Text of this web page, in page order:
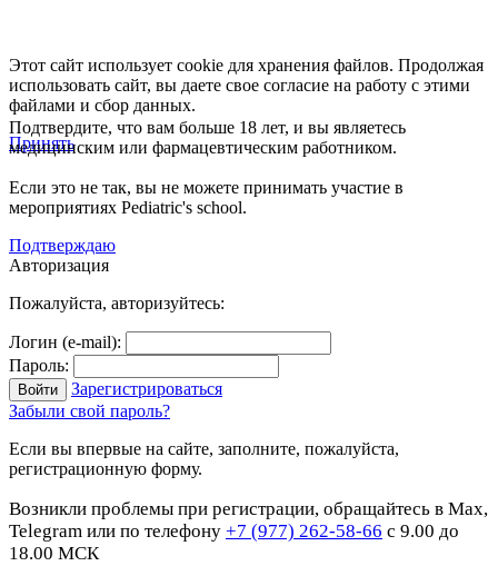
Этот сайт использует cookie для хранения файлов. Продолжая
использовать сайт, вы даете свое согласие на работу с этими
файлами и сбор данных.
Принять
Подтвердите, что вам больше 18 лет, и вы являетесь
медицинским или фармацевтическим работником.
Если это не так, вы не можете принимать участие в
мероприятиях Pediatric's school.
Подтверждаю
Авторизация
Пожалуйста, авторизуйтесь:
Логин (e-mail):
Пароль:
Зарегистрироваться
Забыли свой пароль?
Если вы впервые на сайте, заполните, пожалуйста,
регистрационную форму.
Возникли проблемы при регистрации, обращайтесь в Max,
Telegram или по телефону +7 (977) 262-58-66 с 9.00 до
18.00 МСК